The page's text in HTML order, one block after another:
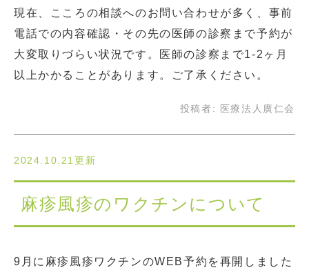
現在、こころの相談へのお問い合わせが多く、事前
電話での内容確認・その先の医師の診察まで予約が
大変取りづらい状況です。医師の診察まで1-2ヶ月
以上かかることがあります。ご了承ください。
投稿者: 医療法人廣仁会
2024.10.21更新
麻疹風疹のワクチンについて
9月に麻疹風疹ワクチンのWEB予約を再開しました